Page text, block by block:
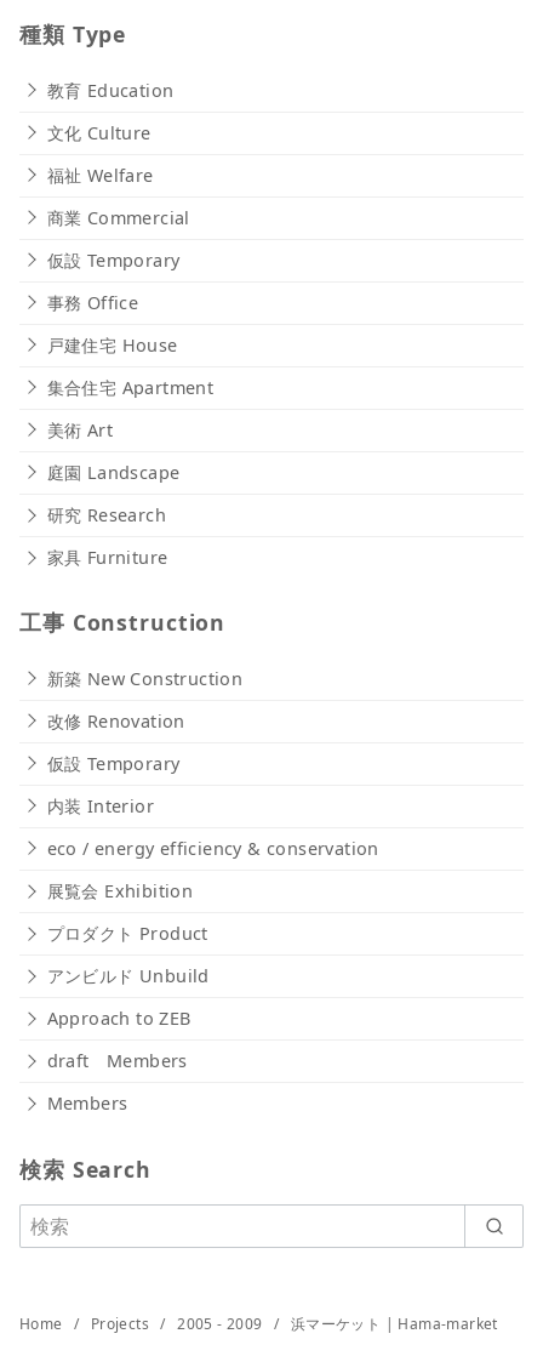
種類 Type
教育 Education
文化 Culture
福祉 Welfare
商業 Commercial
仮設 Temporary
事務 Office
戸建住宅 House
集合住宅 Apartment
美術 Art
庭園 Landscape
研究 Research
家具 Furniture
工事 Construction
新築 New Construction
改修 Renovation
仮設 Temporary
内装 Interior
eco / energy efficiency & conservation
展覧会 Exhibition
プロダクト Product
アンビルド Unbuild
Approach to ZEB
draft Members
Members
検索 Search
Home Projects 2005 - 2009 浜マーケット | Hama-market